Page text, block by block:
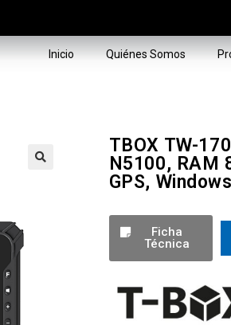
Inicio Quiénes Somos
TBOX TW-
N5100, RAM
GPS,
Ficha
Técnica